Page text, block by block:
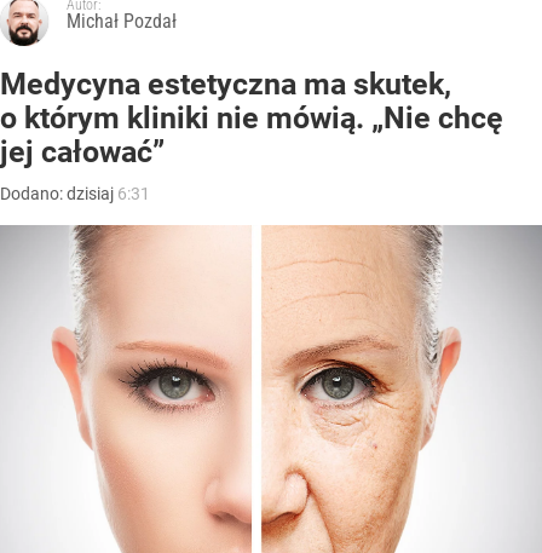
Autor:
Michał Pozdał
Medycyna estetyczna ma skutek,
o którym kliniki nie mówią. „Nie chcę
jej całować”
Dodano:dzisiaj 6:31